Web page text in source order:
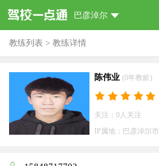
巴彦淖尔
教练列表 > 教练详情
陈伟业 (0年教龄)
关注：0人关注
IP属地：巴彦淖尔市